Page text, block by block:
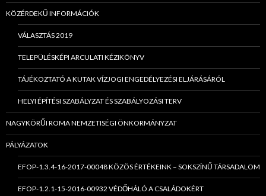
KÖZÉRDEKŰ INFORMÁCIÓK
VÁLASZTÁS 2019
TELEPÜLÉSKÉPI ARCULATI KÉZIKÖNYV
TÁJÉKOZTATÓ A KUTAK VÍZJOGI ENGEDÉLYEZÉSI ELJÁRÁSÁRÓL
HELYI ÉPÍTÉSI SZABÁLYZAT ÉS SZABÁLYOZÁSI TERV
NAGYKÖRŰI ROMA NEMZETISÉGI ÖNKORMÁNYZAT
PÁLYÁZATOK
EFOP-1.3.4-16-2017-00048 KÖZÖS ÉRTÉKEINK – SOKSZÍNŰ TÁRSADALOM
EFOP-1.2.1-15-2016-00932 VÉDŐHÁLÓ A CSALÁDOKÉRT